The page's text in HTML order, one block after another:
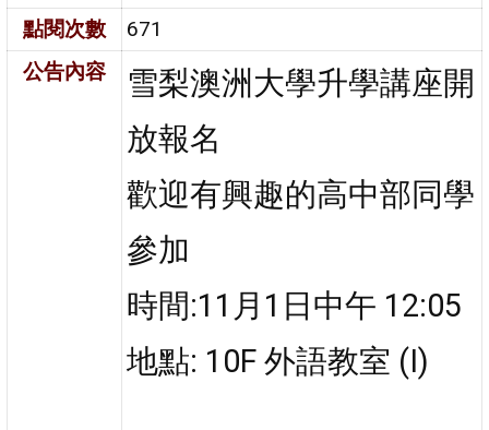
點閱次數
671
公告內容
雪梨澳洲大學升學講座開
放報名
歡迎有興趣的高中部同學
參加
時間:11月1日中午 12:05
地點: 10F 外語教室 (I)